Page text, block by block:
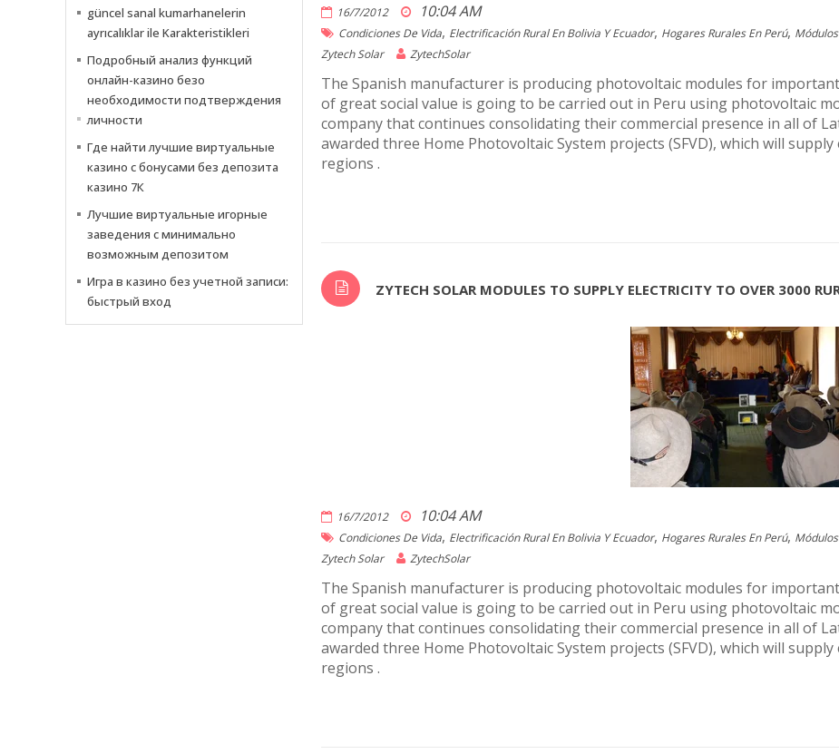
16/7/2012 10:04 AM
Condiciones De Vida, Electrificación Rural En Bolivia Y Ecuador, Hogares Rurales En Perú,
Zytech Solar ZytechSolar
The Spanish manufacturer is producing photovoltaic modules for
of great social value is going to be carried out in Peru using photovoltaic
company that continues consolidating their commercial presence in all of
awarded three Home Photovoltaic System projects (SFVD), which will
regions .
ZYTECH SOLAR MODULES TO SUPPLY ELECTRICITY TO OVER 3000
16/7/2012 10:04 AM
Condiciones De Vida, Electrificación Rural En Bolivia Y Ecuador, Hogares Rurales En Perú,
Zytech Solar ZytechSolar
The Spanish manufacturer is producing photovoltaic modules for
of great social value is going to be carried out in Peru using photovoltaic
company that continues consolidating their commercial presence in all of
awarded three Home Photovoltaic System projects (SFVD), which will
regions .
güncel sanal kumarhanelerin
ayrıcalıklar ile Karakteristikleri
Подробный анализ функций
онлайн-казино безо
необходимости подтверждения
личности
Где найти лучшие виртуальные
казино с бонусами без депозита
казино 7К
Лучшие виртуальные игорные
заведения с минимально
возможным депозитом
Игра в казино без учетной записи:
быстрый вход